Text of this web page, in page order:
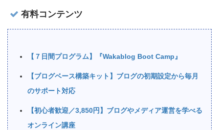
有料コンテンツ
【７日間プログラム】『Wakablog Boot Camp』
【ブログベース構築キット】ブログの初期設定から毎月
のサポート対応
【初心者歓迎／3,850円】ブログやメディア運営を学べる
オンライン講座